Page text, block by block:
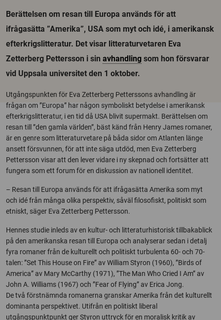
Berättelsen om resan till Europa används för att
ifrågasätta ”Amerika”, USA som myt och idé, i amerikansk
efterkrigslitteratur. Det visar litteraturvetaren Eva
Zetterberg Pettersson i sin avhandling som hon försvarar
vid Uppsala universitet den 1 oktober.
Utgångspunkten för Eva Zetterberg Petterssons avhandling är
frågan om ”Europa” har någon symboliskt betydelse i amerikansk
efterkrigslitteratur, i en tid då USA blivit supermakt. Berättelsen om
resan till ”den gamla världen”, bäst känd från Henry James romaner,
är en genre som litteraturvetare på båda sidor om Atlanten länge
ansett försvunnen, för att inte säga utdöd, men Eva Zetterberg
Pettersson visar att den lever vidare i ny skepnad och fortsätter att
fungera som ett forum för en diskussion av nationell identitet.
– Resan till Europa används för att ifrågasätta Amerika som myt
och idé från många olika perspektiv, såväl filosofiskt, politiskt som
etniskt, säger Eva Zetterberg Pettersson.
Hennes studie inleds av en kultur- och litteraturhistorisk tillbakablick
på den amerikanska resan till Europa och analyserar sedan i detalj
fyra romaner från de kulturellt och politiskt turbulenta 60- och 70-
talen: ”Set This House on Fire” av William Styron (1960), ”Birds of
America” av Mary McCarthy (1971), ”The Man Who Cried I Am” av
John A. Williams (1967) och ”Fear of Flying” av Erica Jong.
De två förstnämnda romanerna granskar Amerika från det kulturellt
dominanta perspektivet. Utifrån en politiskt liberal
utgångspunktpunkt ger Styron uttryck för en moralisk kritik av